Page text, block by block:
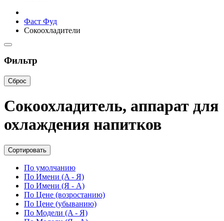
Фаст Фуд
Сокоохладители
Фильтр
Сброс
Cокоохладитель, аппарат для
охлаждения напитков
Сортировать
По умолчанию
По Имени (A - Я)
По Имени (Я - A)
По Цене (возростанию)
По Цене (убыванию)
По Модели (A - Я)